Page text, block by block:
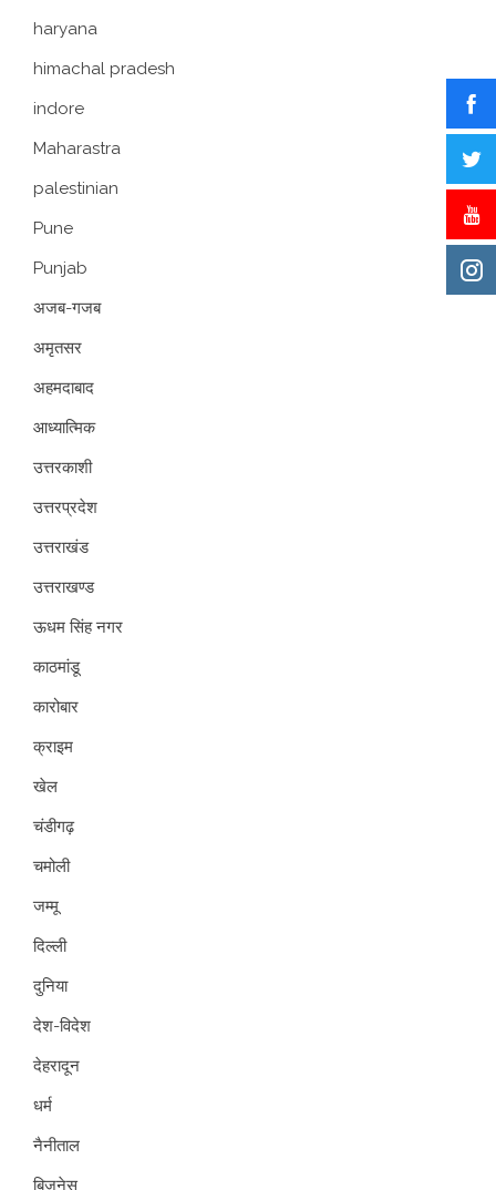
haryana
himachal pradesh
indore
Maharastra
palestinian
Pune
Punjab
अजब-गजब
अमृतसर
अहमदाबाद
आध्यात्मिक
उत्तरकाशी
उत्तरप्रदेश
उत्तराखंड
उत्तराखण्ड
ऊधम सिंह नगर
काठमांडू
कारोबार
क्राइम
खेल
चंडीगढ़
चमोली
जम्मू
दिल्ली
दुनिया
देश-विदेश
देहरादून
धर्म
नैनीताल
बिजनेस